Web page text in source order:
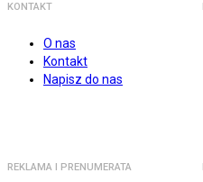
KONTAKT
O nas
Kontakt
Napisz do nas
REKLAMA I PRENUMERATA